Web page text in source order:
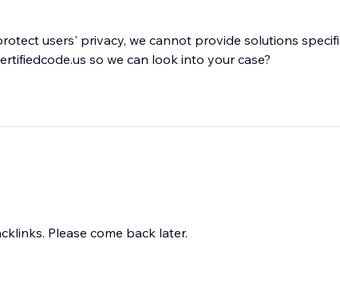
users' privacy, we cannot provide solutions
Please come back later.